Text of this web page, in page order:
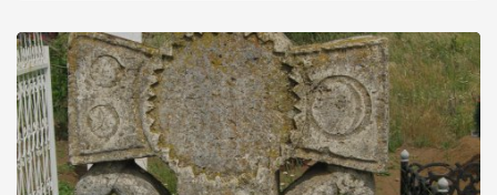
просів у землю. За радянських часів місцеве керівництво
знищило ціле поле таких хрестів з метою прокласти алею до
поховання героїв “Великої Вітчизняної”, забувши, що при
цьому руйнують […]